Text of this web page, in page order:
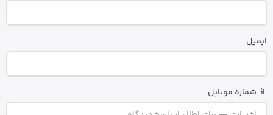
ایمیل
📱 شماره موبایل